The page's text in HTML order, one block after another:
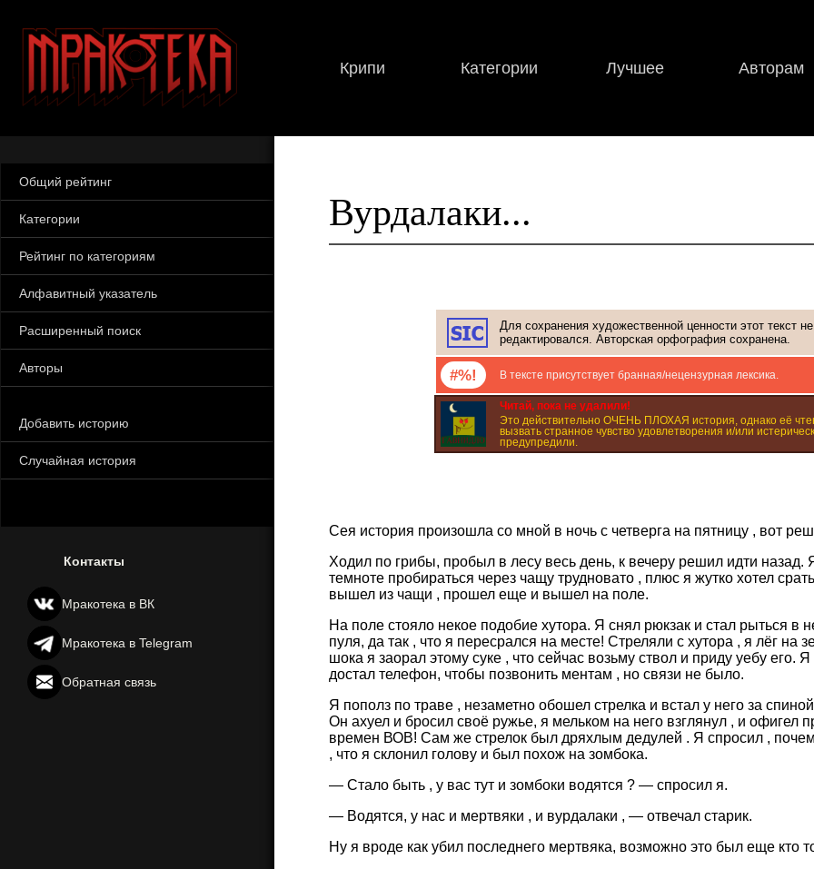
Крипи Категории Лучшее Авторам
Общий рейтинг
Категории
Рейтинг по категориям
Алфавитный указатель
Расширенный поиск
Авторы
Добавить историю
Случайная история
Контакты
Мракотека в ВК
Мракотека в Telegram
Обратная связь
Вурдалаки...
Для сохранения художественной ценности этот текст не
редактировался. Авторская орфография сохранена.
#%! В тексте присутствует бранная/нецензурная лексика.
Читай, пока не удалили!
Это действительно ОЧЕНЬ ПЛОХАЯ история, однако её
вызвать странное чувство удовлетворения и/или
предупредили.
Сея история произошла со мной в ночь с четверга на пятницу , вот
Ходил по грибы, пробыл в лесу весь день, к вечеру решил идти
темноте пробираться через чащу трудновато , плюс я жутко хотел
вышел из чащи , прошел еще и вышел на поле.
На поле стояло некое подобие хутора. Я снял рюкзак и стал рыться в
пуля, да так , что я пересрался на месте! Стреляли с хутора , я лёг
шока я заорал этому суке , что сейчас возьму ствол и приду уебу его.
достал телефон, чтобы позвонить ментам , но связи не было.
Я пополз по траве , незаметно обошел стрелка и встал у него за
Он ахуел и бросил своё ружье, я мельком на него взглянул , и офигел
времен ВОВ! Сам же стрелок был дряхлым дедулей . Я спросил ,
, что я склонил голову и был похож на зомбока.
— Стало быть , у вас тут и зомбоки водятся ? — спросил я.
— Водятся, у нас и мертвяки , и вурдалаки , — отвечал старик.
Ну я вроде как убил последнего мертвяка, возможно это был еще кто